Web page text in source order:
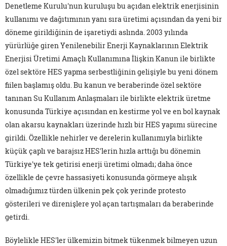
Denetleme Kurulu'nun kuruluşu bu açıdan elektrik enerjisinin
kullanımı ve dağıtımının yanı sıra üretimi açısından da yeni bir
döneme girildiğinin de işaretiydi aslında. 2003 yılında
yürürlüğe giren Yenilenebilir Enerji Kaynaklarının Elektrik
Enerjisi Üretimi Amaçlı Kullanımına İlişkin Kanun ile birlikte
özel sektöre HES yapma serbestliğinin gelişiyle bu yeni dönem
fiilen başlamış oldu. Bu kanun ve beraberinde özel sektöre
tanınan Su Kullanım Anlaşmaları ile birlikte elektrik üretme
konusunda Türkiye açısından en kestirme yol ve en bol kaynak
olan akarsu kaynakları üzerinde hızlı bir HES yapımı sürecine
girildi. Özellikle nehirler ve derelerin kullanımıyla birlikte
küçük çaplı ve barajsız HES'lerin hızla arttığı bu dönemin
Türkiye'ye tek getirisi enerji üretimi olmadı; daha önce
özellikle de çevre hassasiyeti konusunda görmeye alışık
olmadığımız türden ülkenin pek çok yerinde protesto
gösterileri ve direnişlere yol açan tartışmaları da beraberinde
getirdi.
Böylelikle HES'ler ülkemizin bitmek tükenmek bilmeyen uzun